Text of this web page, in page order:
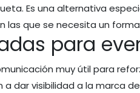
Es una alternativa
las que se necesita un
para
muy útil para
dar visibilidad a la marca